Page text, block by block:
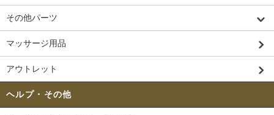
その他パーツ
マッサージ用品
アウトレット
ヘルプ・その他